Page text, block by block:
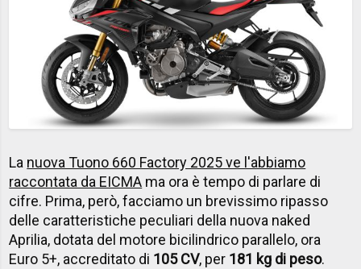
La nuova Tuono 660 Factory 2025 ve l'abbiamo
raccontata da EICMA ma ora è tempo di parlare di
cifre. Prima, però, facciamo un brevissimo ripasso
delle caratteristiche peculiari della nuova naked
Aprilia, dotata del motore bicilindrico parallelo, ora
Euro 5+, accreditato di 105 CV, per 181 kg di peso.